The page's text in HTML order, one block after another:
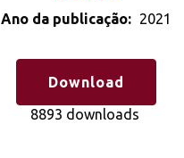
Ano da publicação: 2021
Download
8893 downloads